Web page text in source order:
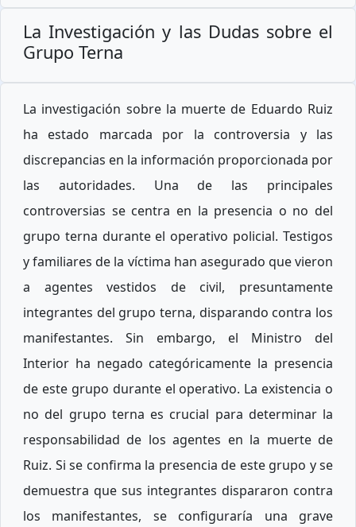
La Investigación y las Dudas sobre el
Grupo Terna
La investigación sobre la muerte de Eduardo Ruiz
ha estado marcada por la controversia y las
discrepancias en la información proporcionada por
las autoridades. Una de las principales
controversias se centra en la presencia o no del
grupo terna durante el operativo policial. Testigos
y familiares de la víctima han asegurado que vieron
a agentes vestidos de civil, presuntamente
integrantes del grupo terna, disparando contra los
manifestantes. Sin embargo, el Ministro del
Interior ha negado categóricamente la presencia
de este grupo durante el operativo. La existencia o
no del grupo terna es crucial para determinar la
responsabilidad de los agentes en la muerte de
Ruiz. Si se confirma la presencia de este grupo y se
demuestra que sus integrantes dispararon contra
los manifestantes, se configuraría una grave